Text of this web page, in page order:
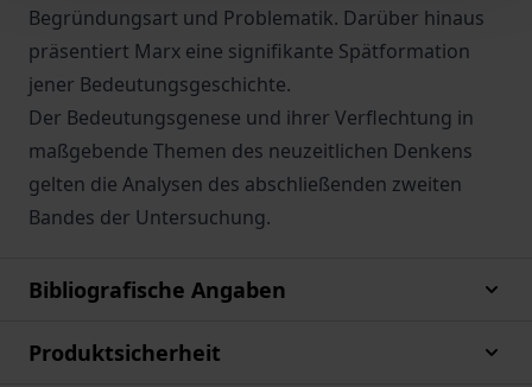
Begründungsart und Problematik. Darüber hinaus
präsentiert Marx eine signifikante Spätformation
jener Bedeutungsgeschichte.
Der Bedeutungsgenese und ihrer Verflechtung in
maßgebende Themen des neuzeitlichen Denkens
gelten die Analysen des abschließenden zweiten
Bandes der Untersuchung.
Bibliografische Angaben
Produktsicherheit